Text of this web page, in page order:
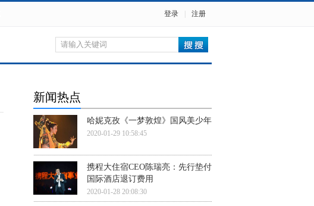
登录 注册
新闻热点
哈妮克孜《一梦敦煌》国风美少年
2020-01-29 10:58:45
携程大住宿CEO陈瑞亮：先行垫付
国际酒店退订费用
2020-01-28 20:08:30